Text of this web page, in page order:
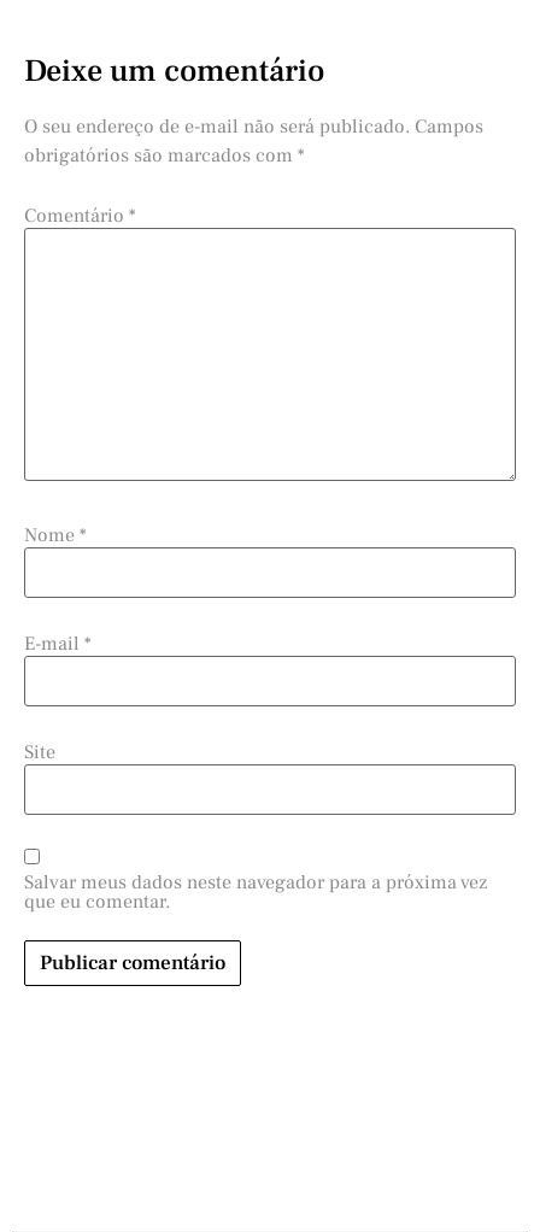
Deixe um comentário
O seu endereço de e-mail não será publicado. Campos
obrigatórios são marcados com *
Comentário *
Nome *
E-mail *
Site
Salvar meus dados neste navegador para a próxima vez
que eu comentar.